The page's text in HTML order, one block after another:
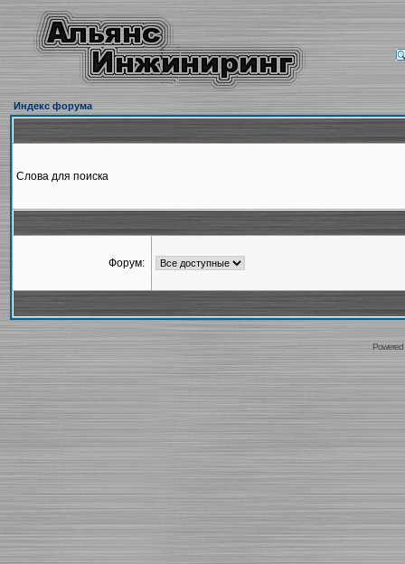
Индекс форума
Слова для поиска
Форум: